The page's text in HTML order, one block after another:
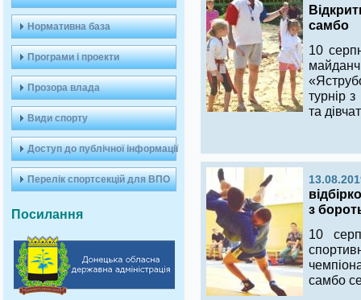
Нормативна база
Програми і проекти
Прозора влада
Види спорту
Доступ до публічної інформації
Перелік спортсекцій для ВПО
Посилання
самбо
10
турнір
та
з
10
самбо